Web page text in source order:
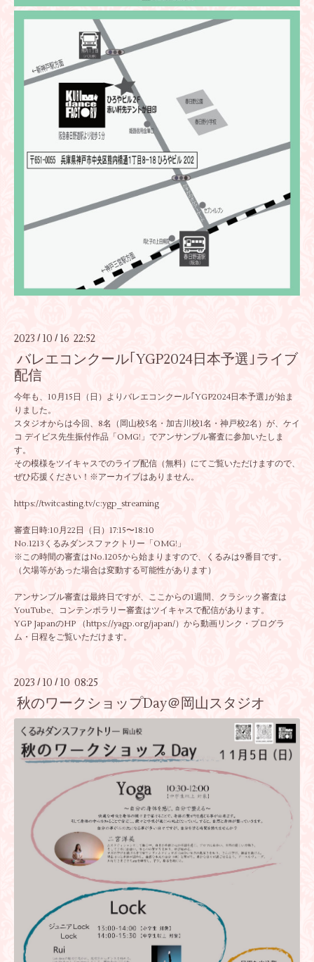
2023 / 10 / 16 22:52
バレエコンクール｢YGP2024日本予選｣ライブ
配信
今年も、10月15日（日）よりバレエコンクール｢YGP2024日本予選｣が始ま
りました。
スタジオからは今回、8名（岡山校5名・加古川校1名・神戸校2名）が、ケイ
コ デイビス先生振付作品「OMG!」でアンサンブル審査に参加いたしま
す。
その模様をツイキャスでのライブ配信（無料）にてご覧いただけますので、
ぜひ応援ください！※アーカイブはありません。
https://twitcasting.tv/c:ygp_streaming
審査日時:10月22日（日）17:15〜18:10
No.1213くるみダンスファクトリー「OMG!」
※この時間の審査はNo.1205から始まりますので、くるみは9番目です。
（欠場等があった場合は変動する可能性があります）
アンサンブル審査は最終日ですが、ここからの1週間、クラシック審査は
YouTube、コンテンポラリー審査はツイキャスで配信があります。
YGP JapanのHP （https://yagp.org/japan/）から動画リンク・プログラ
ム・日程をご覧いただけます。
2023 / 10 / 10 08:25
秋のワークショップDay＠岡山スタジオ